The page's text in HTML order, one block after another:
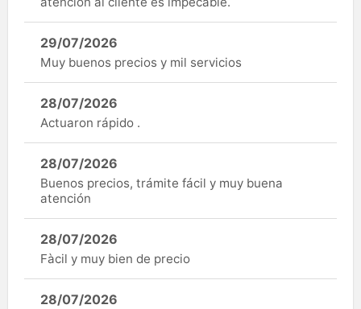
29/07/2026
Muy buenos precios y mil servicios
28/07/2026
Actuaron rápido .
28/07/2026
Buenos precios, trámite fácil y muy buena
atención
28/07/2026
Fàcil y muy bien de precio
28/07/2026